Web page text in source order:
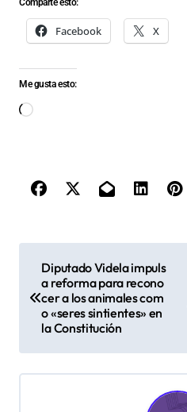
Comparte esto:
Facebook X
Me gusta esto:
Cargando...
g
Diputado Videla impuls
a reforma para recono
cer a los animales com
o «seres sintientes» en
la Constitución